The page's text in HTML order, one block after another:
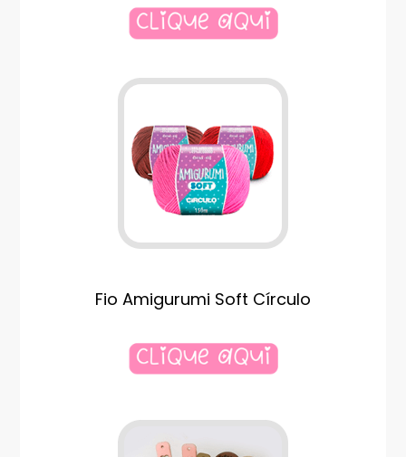
Fio Amigurumi Soft Círculo